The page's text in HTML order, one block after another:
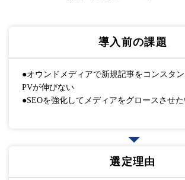
導入前の課題
●オウンドメディアで新規記事をコンスタ
PVが伸びない
●SEOを強化してメディアをグロースさせ
選定理由